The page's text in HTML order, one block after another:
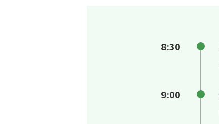
8:30
9:00